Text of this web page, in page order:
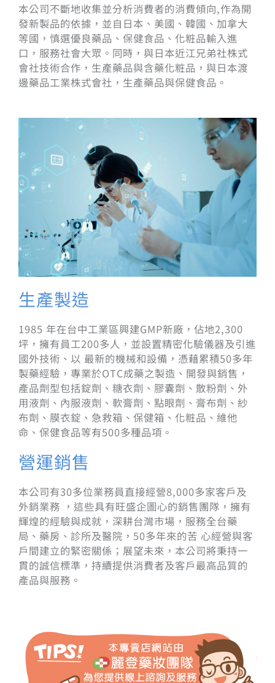
本公司不斷地收集並分析消費者的消費傾向,作為開
發新製品的依據，並自日本、美國、韓國、加拿大
等國，慎選優良藥品、保健食品、化粧品輸入進
口，服務社會大眾。同時，與日本近江兄弟社株式
會社技術合作，生產藥品與含藥化粧品，與日本渡
邊藥品工業株式會社，生產藥品與保健食品。
生產製造
1985 年在台中工業區興建GMP新廠，佔地2,300
坪，擁有員工200多人，並設置精密化驗儀器及引進
國外技術、以 最新的機械和設備，憑藉累積50多年
製藥經驗，專業於OTC成藥之製造、開發與銷售，
產品劑型包括錠劑、糖衣劑、膠囊劑、散粉劑、外
用液劑、內服液劑、軟膏劑、點眼劑、膏布劑、紗
布劑、膜衣錠、急救箱、保健箱、化粧品、維他
命、保健食品等有500多種品項。
營運銷售
本公司有30多位業務員直接經營8,000多家客戶及
外銷業務 ，這些具有旺盛企圖心的銷售團隊，擁有
輝煌的經驗與成就，深耕台灣市場，服務全台藥
局、藥房、診所及醫院，50多年來的苦 心經營與客
戶間建立的緊密關係；展望未來，本公司將秉持一
貫的誠信標準，持續提供消費者及客戶最高品質的
產品與服務。